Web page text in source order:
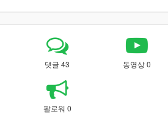
댓글 43 동영상 0
팔로워 0